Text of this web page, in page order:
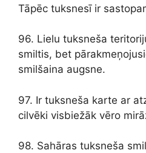
Tāpēc tuksnesī ir
96. Lielu tuksneša
smiltis, bet
smilšaina augsne.
97. Ir tuksneša karte ar
cilvēki visbiežāk vēro
98. Sahāras tuksneša